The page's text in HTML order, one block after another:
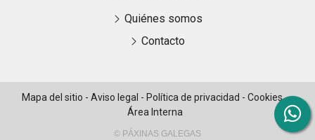
Quiénes somos
Contacto
Mapa del sitio - Aviso legal - Política de privacidad - Cookies-
Área Interna
© PÁXINAS GALEGAS